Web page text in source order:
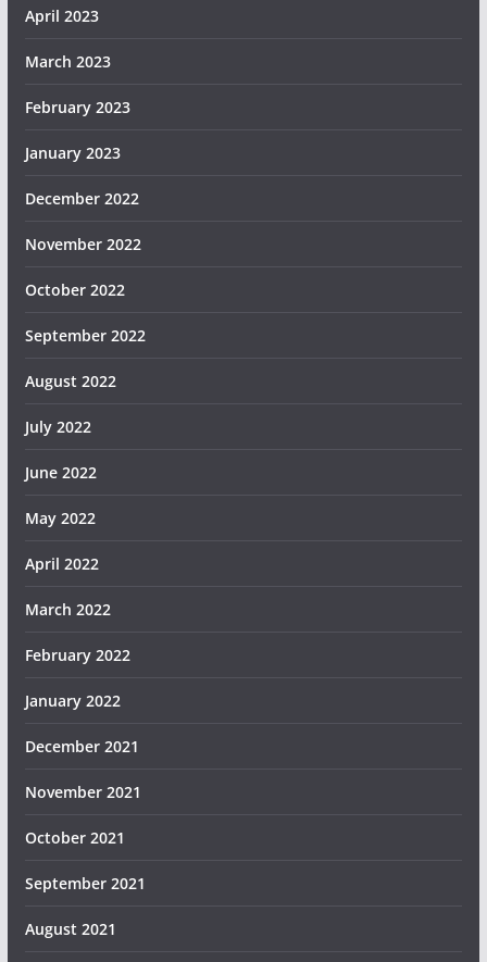
April 2023
March 2023
February 2023
January 2023
December 2022
November 2022
October 2022
September 2022
August 2022
July 2022
June 2022
May 2022
April 2022
March 2022
February 2022
January 2022
December 2021
November 2021
October 2021
September 2021
August 2021